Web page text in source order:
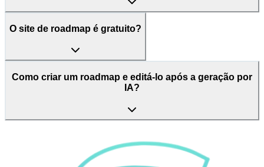
O site de roadmap é gratuito?
Como criar um roadmap e editá-lo após a geração por
IA?